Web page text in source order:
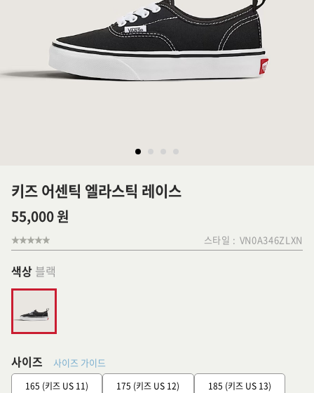
키즈 어센틱 엘라스틱 레이스
55,000 원
스타일 : VN0A346ZLXN
색상 블랙
사이즈 사이즈 가이드
165 (키즈 US 11) 175 (키즈 US 12)
185 (키즈 US 13)